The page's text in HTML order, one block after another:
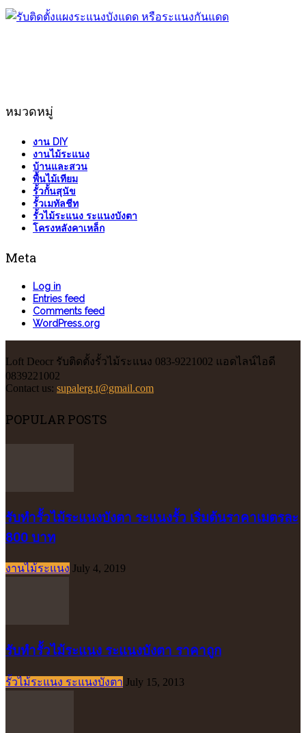
หมวดหมู่
งาน DIY
งานไม้ระแนง
บ้านและสวน
พื้นไม้เทียม
รั้วกั้นสุนัข
รั้วเมทัลชีท
รั้วไม้ระแนง ระแนงบังตา
โครงหลังคาเหล็ก
Meta
Log in
Entries feed
Comments feed
WordPress.org
Loft Deocr รับติดตั้งรั้วไม้ระแนง 083-9221002 แอดไลน์ไอดี
0839221002
Contact us: supalerg.t@gmail.com
POPULAR POSTS
รับทำรั้วไม้ระแนงบังตา ระแนงรั้ว เริ่มต้นราคาเมตรละ
800 บาท
งานไม้ระแนง July 4, 2019
รับทำรั้วไม้ระแนง ระแนงบังตา ราคาถูก
รั้วไม้ระแนง ระแนงบังตา July 15, 2013